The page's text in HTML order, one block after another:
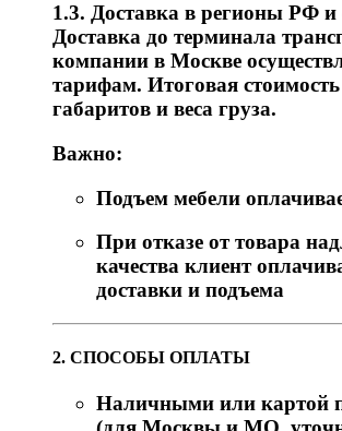
1.3. Доставка в регионы РФ
Доставка до терминала
компании в Москве
тарифам. Итоговая стоимость
габаритов и веса груза.
Важно:
Подъем мебели
При отказе от товара
качества клиент
доставки и подъема
2. СПОСОБЫ ОПЛАТЫ
Наличными или картой